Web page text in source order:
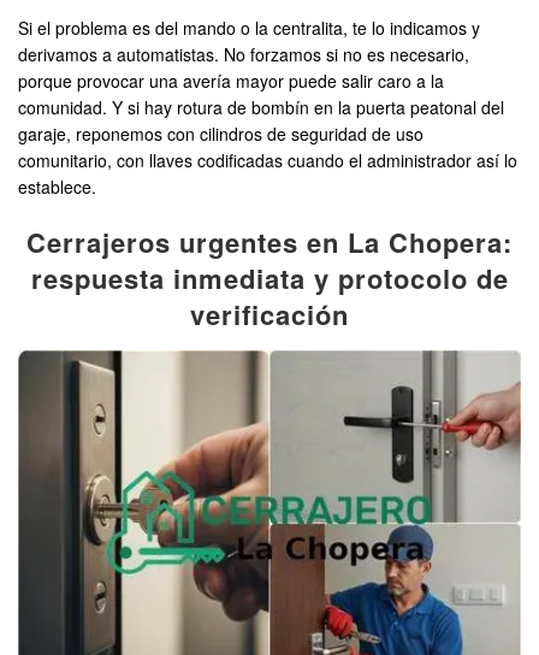
Si el problema es del mando o la centralita, te lo indicamos y
derivamos a automatistas. No forzamos si no es necesario,
porque provocar una avería mayor puede salir caro a la
comunidad. Y si hay rotura de bombín en la puerta peatonal del
garaje, reponemos con cilindros de seguridad de uso
comunitario, con llaves codificadas cuando el administrador así lo
establece.
Cerrajeros urgentes en La Chopera:
respuesta inmediata y protocolo de
verificación